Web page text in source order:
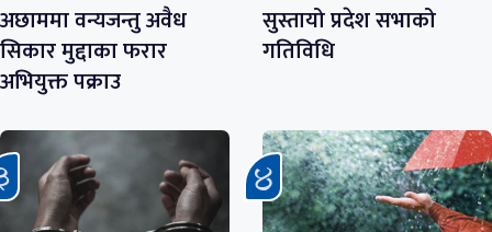
अछाममा वन्यजन्तु अवैध
सिकार मुद्दाका फरार
अभियुक्त पक्राउ
सुस्तायो प्रदेश सभाको
गतिविधि